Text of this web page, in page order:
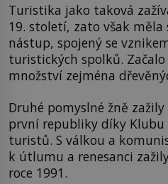
Turistika jako taková
19. století, zato však
nástup, spojený se
turistických spolků.
množství zejména
Druhé pomyslné žně
první republiky díky Klubu
turistů. S válkou a
k útlumu a renesanci
roce 1991.